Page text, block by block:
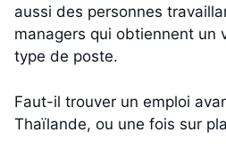
aussi des personnes
managers qui obtiennent un
type de poste.
Faut-il trouver un emploi
Thaïlande, ou une fois sur